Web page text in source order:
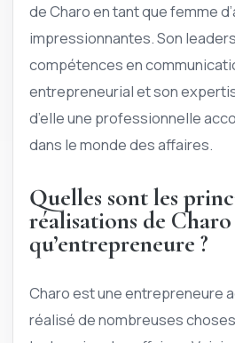
de Charo en tant que femme
impressionnantes. Son
compétences en
entrepreneurial et son
d’elle une professionnelle
dans le monde des affaires.
Quelles sont les
réalisations de
qu’entrepreneure ?
Charo est une entrepreneure
réalisé de nombreuses